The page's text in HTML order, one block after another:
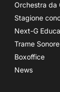
Orchestra da
Stagione
Next-G
Trame
Boxoffice
News